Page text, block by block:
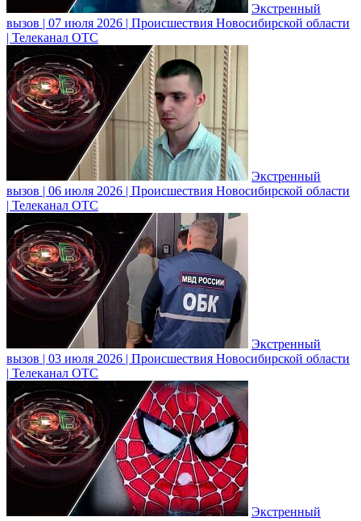
Экстренный
вызов | 07 июля 2026 | Происшествия Новосибирской области
| Телеканал ОТС
Экстренный
вызов | 06 июля 2026 | Происшествия Новосибирской области
| Телеканал ОТС
Экстренный
вызов | 03 июля 2026 | Происшествия Новосибирской области
| Телеканал ОТС
Экстренный